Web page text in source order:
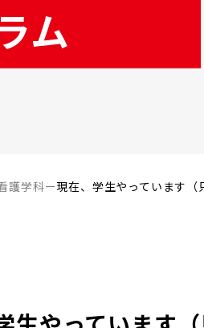
ム
護学科ー現在、学生やっています（